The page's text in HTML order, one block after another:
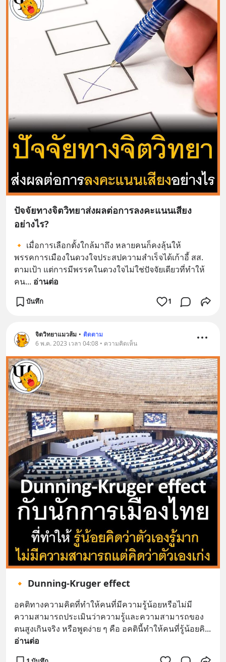
ปัจจัยทางจิตวิทยาส่งผลต่อการลงคะแนนเสียง
อย่างไร?
🔸 เมื่อการเลือกตั้งใกล้มาถึง หลายคนก็คงลุ้นให้
พรรคการเมืองในดวงใจประสปความสำเร็จได้เก้าอี้ สส.
ตามเป้า แต่การมีพรรคในดวงใจไม่ใช่ปัจจัยเดียวที่ทำให้
คน... อ่านต่อ
บันทึก 1
จิตวิทยาแมวส้ม • ติดตาม
6 พ.ค. 2023 เวลา 04:08 • ความคิดเห็น
🔸 Dunning-Kruger effect
อคติทางความคิดที่ทำให้คนที่มีความรู้น้อยหรือไม่มี
ความสามารถประเมินว่าความรู้และความสามารถของ
ตนสูงเกินจริง หรือพูดง่าย ๆ คือ อคตินี้ทำให้คนที่รู้น้อยคิ
อ่านต่อ